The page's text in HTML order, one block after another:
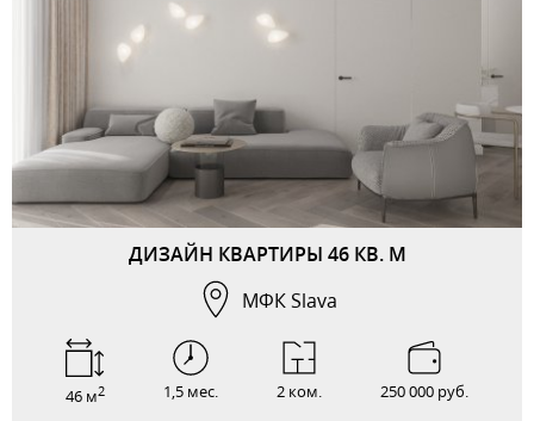
ДИЗАЙН КВАРТИРЫ 46 КВ. М
МФК Slava
46 м2 1,5 мес. 2 ком. 250 000 руб.